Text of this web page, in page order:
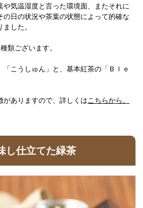
や気温湿度と言った環境面、またそれに
の日の状況や茶葉の状態によって的確な
した。
類ございます。
こうしゅん」と、基本紅茶の「Ｂｌｅ
がありますので、詳しくはこちらから。
し仕立てた緑茶